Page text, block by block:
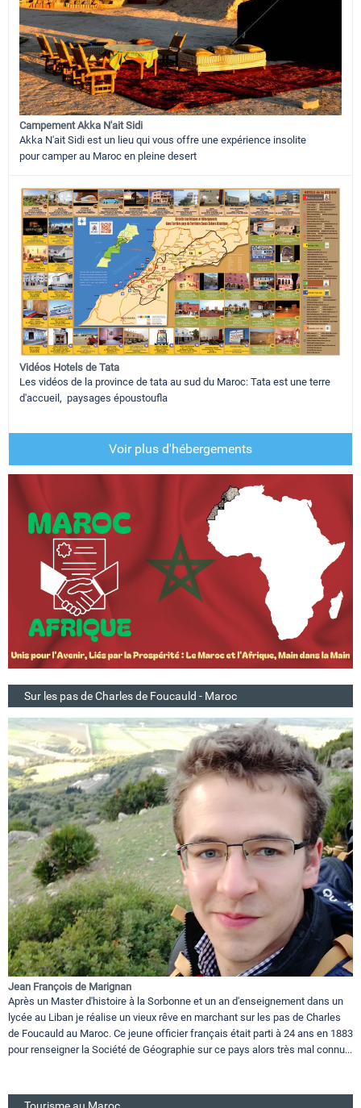
Campement Akka N'ait Sidi
Akka N'ait Sidi est un lieu qui vous offre une expérience insolite
pour camper au Maroc en pleine desert
Vidéos Hotels de Tata
Les vidéos de la province de tata au sud du Maroc: Tata est une terre
d'accueil, paysages époustoufla
Voir plus d'hébergements
Sur les pas de Charles de Foucauld - Maroc
Jean François de Marignan
Après un Master d'histoire à la Sorbonne et un an d'enseignement dans un
lycée au Liban je réalise un vieux rêve en marchant sur les pas de Charles
de Foucauld au Maroc. Ce jeune officier français était parti à 24 ans en 1883
pour renseigner la Société de Géographie sur ce pays alors très mal connu...